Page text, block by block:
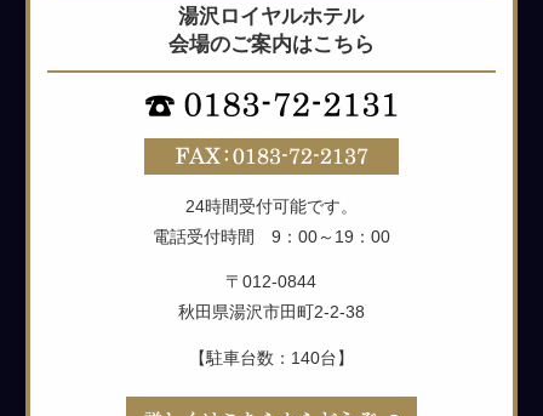
湯沢ロイヤルホテル
会場のご案内はこちら
24時間受付可能です。
電話受付時間 9：00～19：00
〒012-0844
秋田県湯沢市田町2-2-38
【駐車台数：140台】